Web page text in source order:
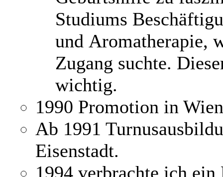
Studiums
und Aromatherapie,
Zugang suchte.
wichtig.
1990 Promotion in
Ab 1991
Eisenstadt.
1994 verbrachte ich